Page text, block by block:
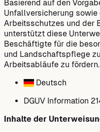
Basierend auf den
Unfallversicherung
Arbeitsschutzes und der
unterstützt diese
Beschäftigte für die
und Landschaftspflege
Arbeitsabläufe zu fördern.
Deutsch
DGUV Information
Inhalte der